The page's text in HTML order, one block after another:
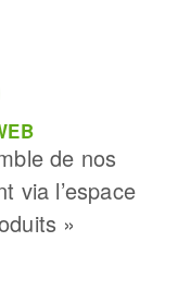
de nos
via l’espace
»